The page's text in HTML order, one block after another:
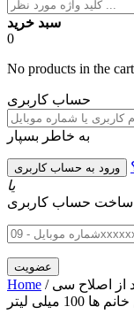
سبد خرید
0
No products in the
حساب کاربری
به خاطر بسپار
یا
ساخت حساب کاربری
Home / از اصلاح سی
میلی لیتر